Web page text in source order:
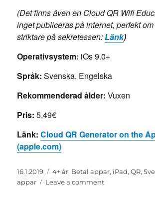
(Det finns även en Cloud QR Wifi
inget publiceras på internet, perfekt
striktare på sekretessen:Länk)
Operativsystem: iOs 9.0+
Språk: Svenska, Engelska
Rekommenderad ålder: Vuxen
Pris: 5,49€
Länk:Cloud QR Generator on the
(apple.com)
Posted
on
16.1.2019 Categories
4+ år, Betal appar, iPad,QR,
appar
Leave a commenton